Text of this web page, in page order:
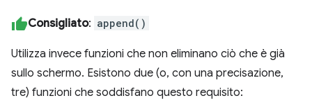
Consigliato: append()
Utilizza invece funzioni che non eliminano ciò che è già
sullo schermo. Esistono due (o, con una precisazione,
tre) funzioni che soddisfano questo requisito: